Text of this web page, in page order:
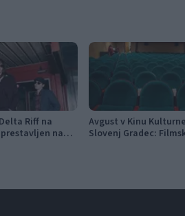
Riff na
na
Avgust v Kinu
Slovenj Gradec: